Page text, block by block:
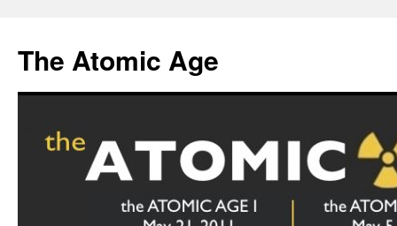
content
The Atomic Age